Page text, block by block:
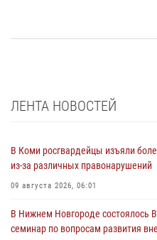
ЛЕНТА НОВОСТЕЙ
В Коми росгвардейцы изъяли
из-за различных правонарушений
09 августа 2026, 06:01
В Нижнем Новгороде состоялось
семинар по вопросам развития